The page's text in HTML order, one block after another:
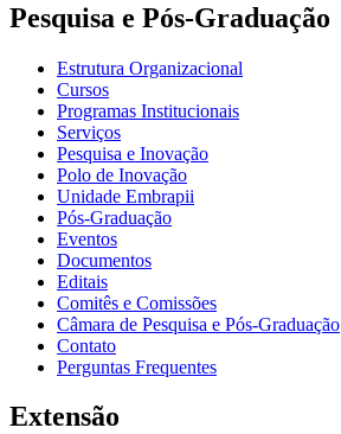
Pesquisa e Pós-Graduação
Estrutura Organizacional
Cursos
Programas Institucionais
Serviços
Pesquisa e Inovação
Polo de Inovação
Unidade Embrapii
Pós-Graduação
Eventos
Documentos
Editais
Comitês e Comissões
Câmara de Pesquisa e Pós-Graduação
Contato
Perguntas Frequentes
Extensão